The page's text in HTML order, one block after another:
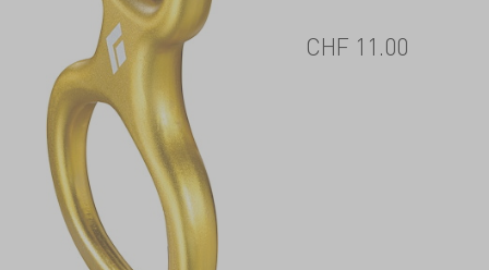
CHF 11.00